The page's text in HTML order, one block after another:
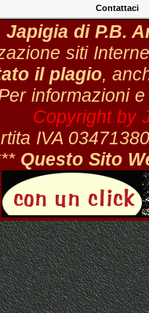
Contattaci
Japigia di P.B.
siti
il plagio,
informazioni
Copyright by
IVA
Questo Sito